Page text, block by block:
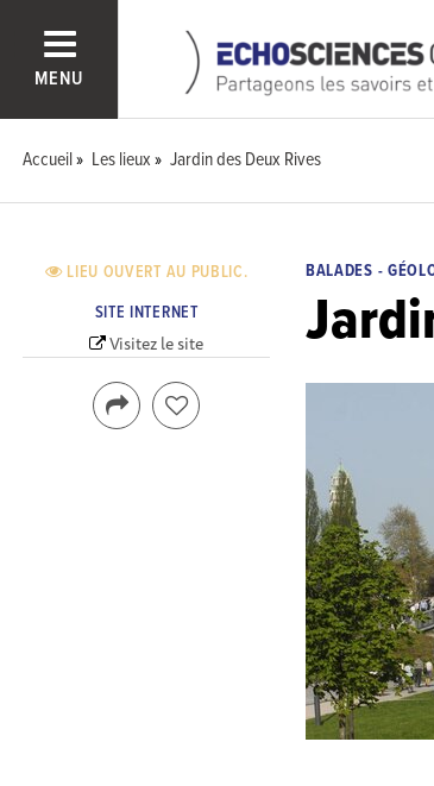
MENU
Accueil Les lieux Jardin des Deux Rives
BALADES -
LIEU OUVERT AU PUBLIC.
SITE INTERNET
Visitez le site